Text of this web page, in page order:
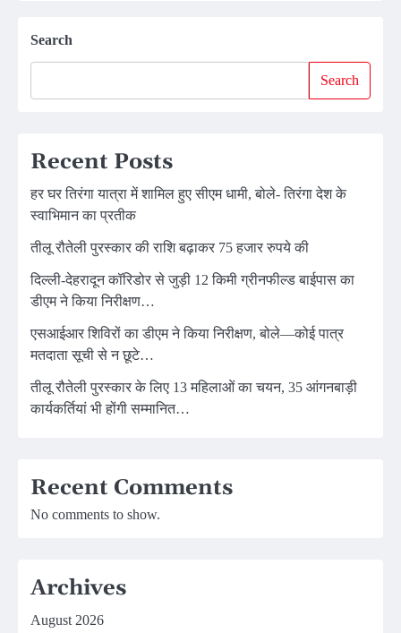
Search
Search
Recent Posts
हर घर तिरंगा यात्रा में शामिल हुए सीएम धामी, बोले- तिरंगा देश के
स्वाभिमान का प्रतीक
तीलू रौतेली पुरस्कार की राशि बढ़ाकर 75 हजार रुपये की
दिल्ली-देहरादून कॉरिडोर से जुड़ी 12 किमी ग्रीनफील्ड बाईपास का
डीएम ने किया निरीक्षण…
एसआईआर शिविरों का डीएम ने किया निरीक्षण, बोले—कोई पात्र
मतदाता सूची से न छूटे…
तीलू रौतेली पुरस्कार के लिए 13 महिलाओं का चयन, 35 आंगनबाड़ी
कार्यकर्तियां भी होंगी सम्मानित…
Recent Comments
No comments to show.
Archives
August 2026